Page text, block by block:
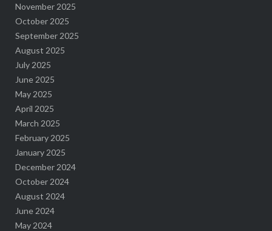
November 2025
October 2025
September 2025
August 2025
July 2025
June 2025
May 2025
April 2025
March 2025
February 2025
January 2025
December 2024
October 2024
August 2024
June 2024
May 2024